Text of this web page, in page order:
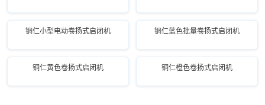
铜仁小型电动卷扬式启闭机 铜仁蓝色批量卷扬式启闭机
铜仁黄色卷扬式启闭机 铜仁橙色卷扬式启闭机